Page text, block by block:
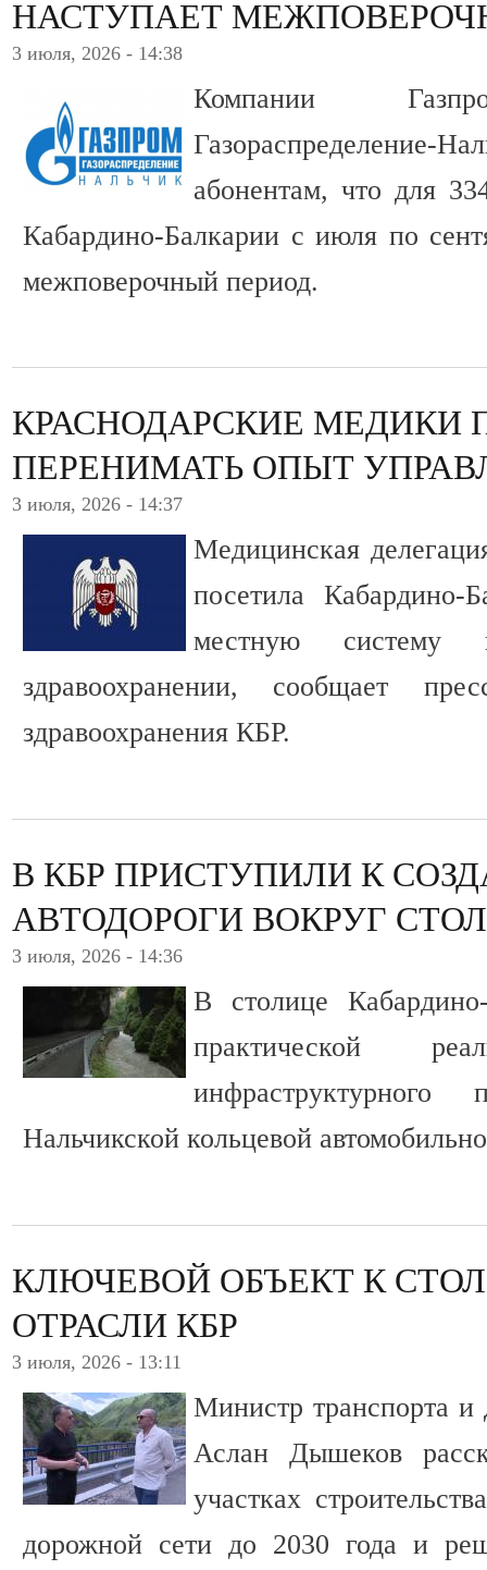
НАСТУПАЕТ
3 июля, 2026 - 14:38
Компании
абонентам, что для
Кабардино-Балкарии с июля по
межповерочный период.
КРАСНОДАРСКИЕ МЕДИКИ
ПЕРЕНИМАТЬ ОПЫТ
3 июля, 2026 - 14:37
Медицинская
посетила Кабардино-
местную систему
здравоохранении, сообщает
здравоохранения КБР.
В КБР ПРИСТУПИЛИ К
АВТОДОРОГИ ВОКРУГ
3 июля, 2026 - 14:36
В столице
практической
Нальчикской кольцевой
КЛЮЧЕВОЙ ОБЪЕКТ К
ОТРАСЛИ КБР
3 июля, 2026 - 13:11
Министр транспорта и
Аслан Дышеков
участках
дорожной сети до 2030 года и